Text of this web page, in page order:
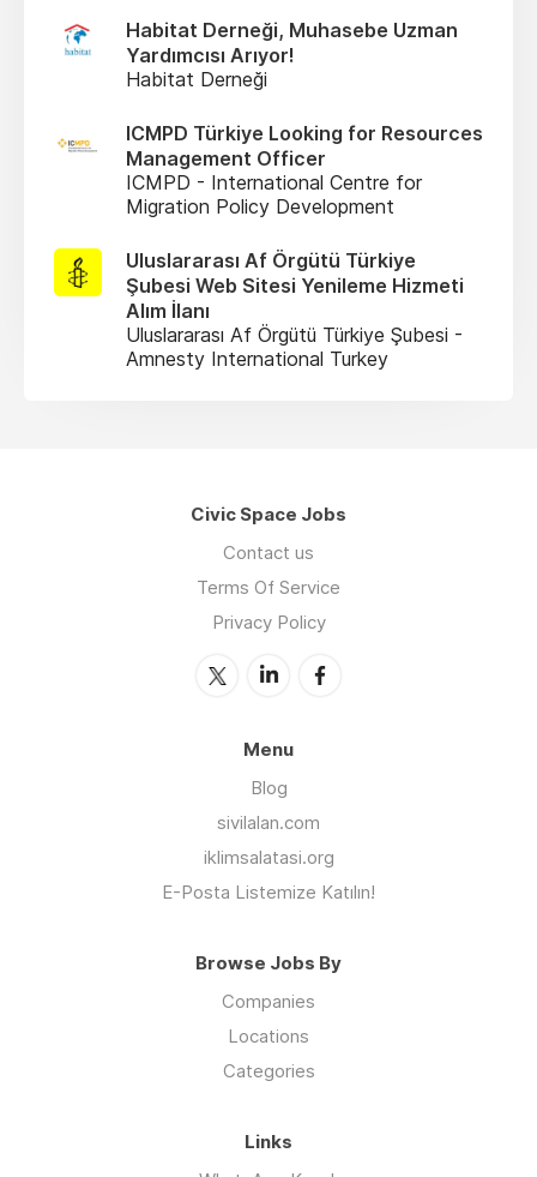
Habitat Derneği, Muhasebe Uzman
Yardımcısı Arıyor!
Habitat Derneği
ICMPD Türkiye Looking for Resources
Management Officer
ICMPD - International Centre for
Migration Policy Development
Uluslararası Af Örgütü Türkiye
Şubesi Web Sitesi Yenileme Hizmeti
Alım İlanı
Uluslararası Af Örgütü Türkiye Şubesi -
Amnesty International Turkey
Civic Space Jobs
Contact us
Terms Of Service
Privacy Policy
Menu
Blog
sivilalan.com
iklimsalatasi.org
E-Posta Listemize Katılın!
Browse Jobs By
Companies
Locations
Categories
Links